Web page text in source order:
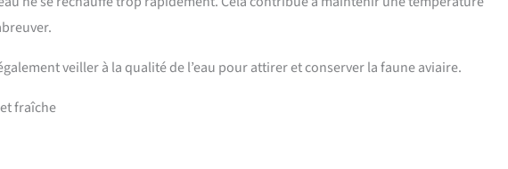
veiller à la qualité de l’eau pour attirer et conserver la faune aviaire.
fraîche